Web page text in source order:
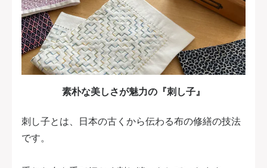
素朴な美しさが魅力の『刺し子』
刺し子とは、日本の古くから伝わる布の修繕の技法
です。